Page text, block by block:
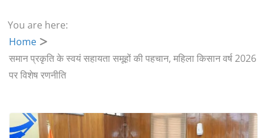
You are here:
Home
समान प्रकृति के स्वयं सहायता समूहों की पहचान, महिला किसान वर्ष 2026
पर विशेष रणनीति